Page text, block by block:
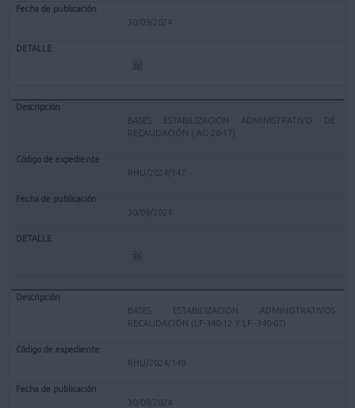
30/09/2024
BASES ESTABILIZACION ADMINISTRATIVO DE
RECAUDACIÓN ( AG-20-17)
RHU/2024/147
30/09/2024
BASES ESTABILIZACION ADMINISTRATIVOS
RECAUDACIÓN (LF-340-12 Y LF -340-07)
RHU/2024/149
30/09/2024